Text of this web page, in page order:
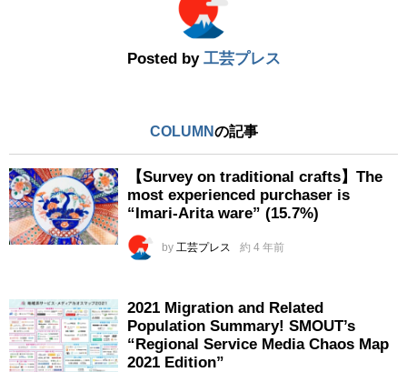
Posted by 工芸プレス
COLUMNの記事
【Survey on traditional crafts】The
most experienced purchaser is
“Imari-Arita ware” (15.7%)
by 工芸プレス 約 4 年前
2021 Migration and Related
Population Summary! SMOUT’s
“Regional Service Media Chaos Map
2021 Edition”